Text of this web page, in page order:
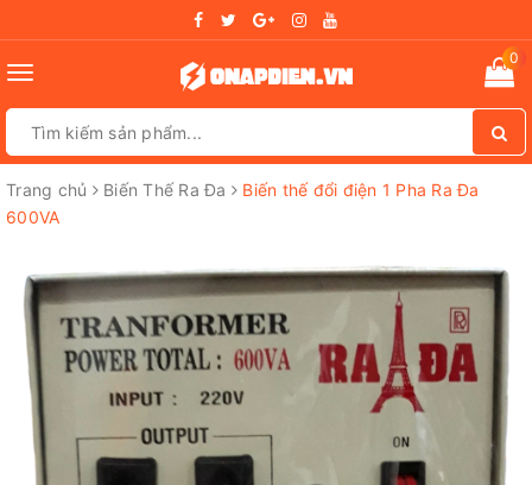
Toggle
0
Trang chủ Biến Thế Ra Đa
Biến thế đổi điện 1 Pha Ra Đa
600VA